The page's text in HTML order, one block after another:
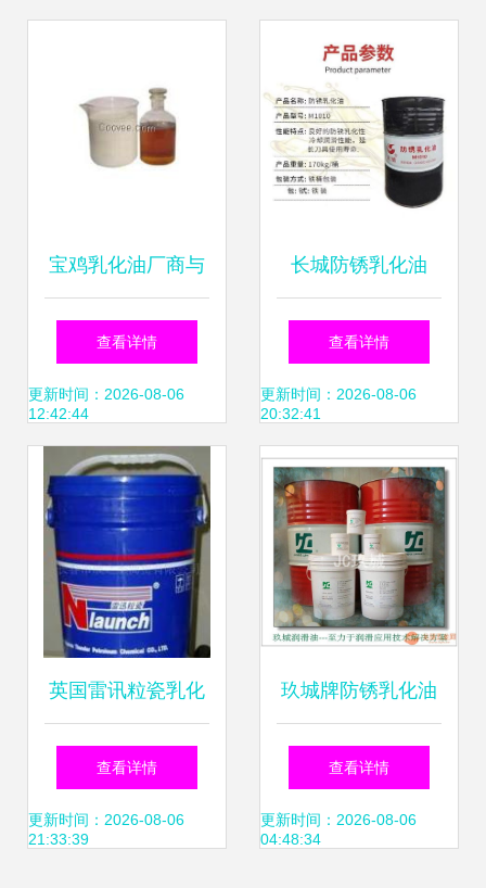
宝鸡乳化油厂商与
报价解析 2019年
最新批发市场洞察
查看详情
更新时间：2026-08-06
12:42:44
长城防锈乳化油
M1010金属加工切
削液皂化液润滑油
170kg大桶
查看详情
更新时间：2026-08-06
20:32:41
英国雷讯粒瓷乳化
油 高性能切削油的
工业应用解析
查看详情
更新时间：2026-08-06
21:33:39
玖城牌防锈乳化油
防锈油 产品型号
m1010 m1011
查看详情
更新时间：2026-08-06
04:48:34